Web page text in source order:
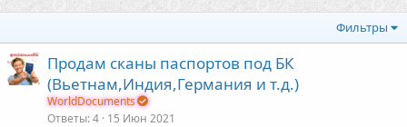
Фильтры
Продам сканы паспортов под БК
(Вьетнам,Индия,Германия и т.д.)
WorldDocuments
Ответы 4 15 Июн 2021